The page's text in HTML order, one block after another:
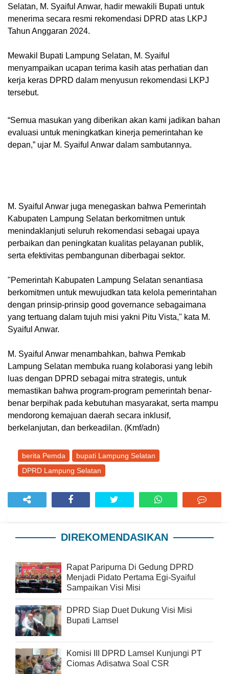
Selatan, M. Syaiful Anwar, hadir mewakili Bupati untuk
menerima secara resmi rekomendasi DPRD atas LKPJ
Tahun Anggaran 2024.
Mewakil Bupati Lampung Selatan, M. Syaiful
menyampaikan ucapan terima kasih atas perhatian dan
kerja keras DPRD dalam menyusun rekomendasi LKPJ
tersebut.
“Semua masukan yang diberikan akan kami jadikan bahan
evaluasi untuk meningkatkan kinerja pemerintahan ke
depan,” ujar M. Syaiful Anwar dalam sambutannya.
M. Syaiful Anwar juga menegaskan bahwa Pemerintah
Kabupaten Lampung Selatan berkomitmen untuk
menindaklanjuti seluruh rekomendasi sebagai upaya
perbaikan dan peningkatan kualitas pelayanan publik,
serta efektivitas pembangunan diberbagai sektor.
"Pemerintah Kabupaten Lampung Selatan senantiasa
berkomitmen untuk mewujudkan tata kelola pemerintahan
dengan prinsip-prinsip good governance sebagaimana
yang tertuang dalam tujuh misi yakni Pitu Vista," kata M.
Syaiful Anwar.
M. Syaiful Anwar menambahkan, bahwa Pemkab
Lampung Selatan membuka ruang kolaborasi yang lebih
luas dengan DPRD sebagai mitra strategis, untuk
memastikan bahwa program-program pemerintah benar-
benar berpihak pada kebutuhan masyarakat, serta mampu
mendorong kemajuan daerah secara inklusif,
berkelanjutan, dan berkeadilan. (Kmf/adn)
berita Pemda
bupati Lampung Selatan
DPRD Lampung Selatan
DIREKOMENDASIKAN
Rapat Paripurna Di Gedung DPRD
Menjadi Pidato Pertama Egi-Syaiful
Sampaikan Visi Misi
DPRD Siap Duet Dukung Visi Misi
Bupati Lamsel
Komisi III DPRD Lamsel Kunjungi PT
Ciomas Adisatwa Soal CSR